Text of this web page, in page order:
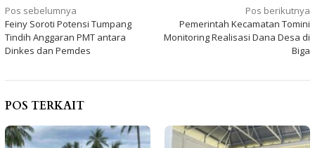
Navigasi
pos
Pos sebelumnya
Feiny Soroti Potensi Tumpang
Tindih Anggaran PMT antara
Dinkes dan Pemdes
Pos berikutnya
Pemerintah Kecamatan Tomini
Monitoring Realisasi Dana Desa di
Biga
POS TERKAIT